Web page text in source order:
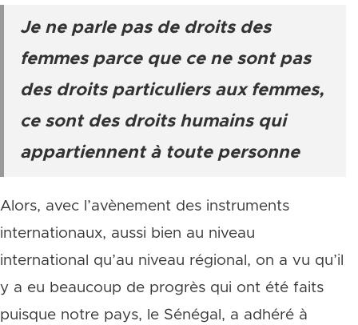
Je ne parle pas de droits des
femmes parce que ce ne sont pas
des droits particuliers aux femmes,
ce sont des droits humains qui
appartiennent à toute personne
Alors, avec l’avènement des instruments
internationaux, aussi bien au niveau
international qu’au niveau régional, on a vu qu’il
y a eu beaucoup de progrès qui ont été faits
puisque notre pays, le Sénégal, a adhéré à